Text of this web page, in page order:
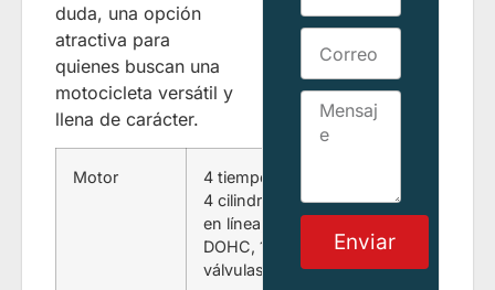
duda, una opción
atractiva para
quienes buscan una
motocicleta versátil y
llena de carácter.
Motor
4 tiempos,
4 cilindros
en línea,
DOHC, 16
válvulas
Enviar